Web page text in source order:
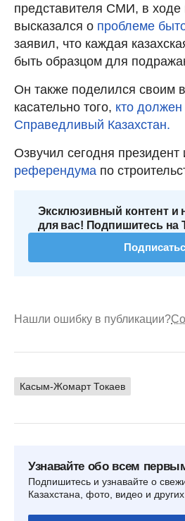
представителя СМИ, в ходе
высказался о проблеме
заявил, что каждая
быть образцом для
Он также поделился своим
касательно того, кто должен
Справедливый Казахстан.
Озвучил сегодня президент
референдума по
Эксклюзивный контент и
для вас! Подпишитесь на
Нашли ошибку в публикации?
Касым-Жомарт Токаев
Узнавайте обо всем
Подпишитесь и узнавайте о
Казахстана, фото, видео и